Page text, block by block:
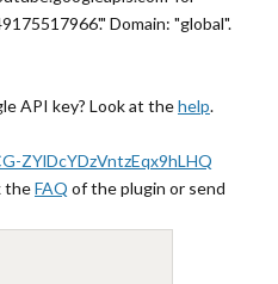
Domain: "global".
API key? Look at thehelp.
ZYlDcYDzVntzEqx9hLHQ
theFAQ of the plugin or send